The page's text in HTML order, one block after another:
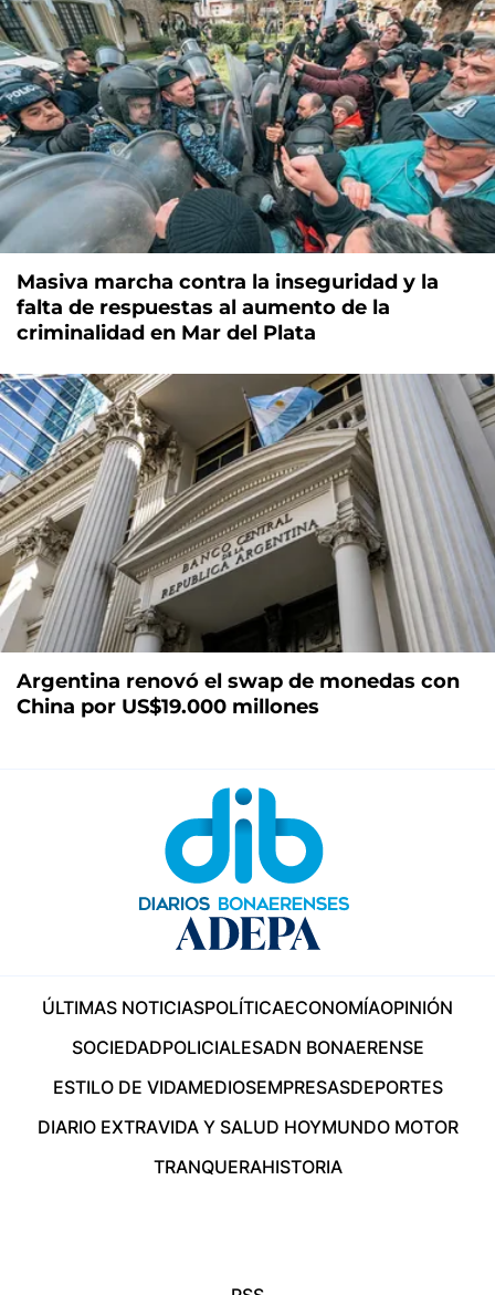
Masiva marcha contra la inseguridad y la
falta de respuestas al aumento de la
criminalidad en Mar del Plata
Argentina renovó el swap de monedas con
China por US$19.000 millones
ÚLTIMAS NOTICIASPOLÍTICAECONOMÍAOPINIÓN
SOCIEDADPOLICIALESADN BONAERENSE
ESTILO DE VIDAMEDIOSEMPRESASDEPORTES
DIARIO EXTRAVIDA Y SALUD HOYMUNDO MOTOR
TRANQUERAHISTORIA